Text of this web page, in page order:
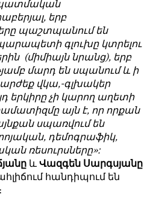
պատմական
երբ
պաշտպանում են
գլուխը կտրելու
(միմիայն նրանց), երբ
մարդ են սպանում և ի
վկա,-գլխակեր
երկիրը չի կարող աղետի
այն է, որ որքան
սպառվում են
դեմոգրաֆիկ,
ռեսուրսները»:
և Վազգեն Սարգսյանը
հանդիպում են